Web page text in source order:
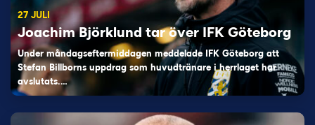
27 JULI
Joachim Björklund tar över IFK Göteborg
Under måndagseftermiddagen meddelade IFK Göteborg att
Stefan Billborns uppdrag som huvudtränare i herrlaget har
avslutats.…